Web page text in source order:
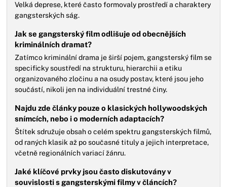
Velká deprese, které často formovaly prostředí a charaktery
gangsterských ság.
Jak se gangsterský film odlišuje od obecnějších
kriminálních dramat?
Zatímco kriminální drama je širší pojem, gangsterský film se
specificky soustředí na strukturu, hierarchii a etiku
organizovaného zločinu a na osudy postav, které jsou jeho
součástí, nikoli jen na individuální trestné činy.
Najdu zde články pouze o klasických hollywoodských
snímcích, nebo i o moderních adaptacích?
Štítek sdružuje obsah o celém spektru gangsterských filmů,
od raných klasik až po současné tituly a jejich interpretace,
včetně regionálních variací žánru.
Jaké klíčové prvky jsou často diskutovány v
souvislosti s gangsterskými filmy v článcích?